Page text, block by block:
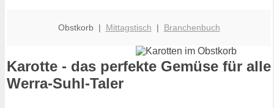
Obstkorb | Mittagstisch | Branchenbuch
Karotte - das perfekte Gemüse für alle
Werra-Suhl-Taler